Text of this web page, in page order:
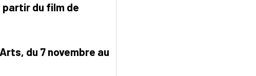
du film de
du 7 novembre au